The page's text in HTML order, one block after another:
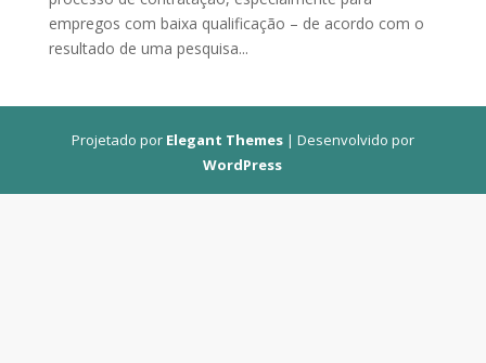
empregos com baixa qualificação – de acordo com o
resultado de uma pesquisa...
Projetado por Elegant Themes| Desenvolvido por
WordPress